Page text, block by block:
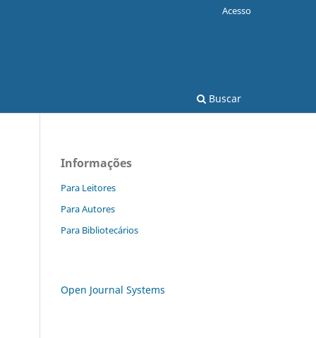
Buscar
Acesso
Informações
Para Leitores
Para Autores
Para Bibliotecários
Open Journal Systems